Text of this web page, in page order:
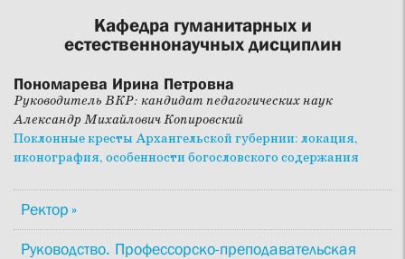
Кафедра гуманитарных и
естественнонаучных дисциплин
Пономарева Ирина Петровна
Руководитель ВКР: кандидат педагогических наук
Александр Михайлович Копировский
Поклонные кресты Архангельской губернии: локация,
иконография, особенности богословского содержания
Ректор
Руководство. Профессорско-преподавательская